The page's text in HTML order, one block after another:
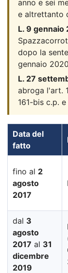
anno e sei
e altrettanto
L. 9 gennaio
dopo la
gennaio
L. 27
abroga l'art.
161-bis c.p.
Data del
fatto
fino al 2
agosto
2017
dal 3
agosto
2017 al 31
dicembre
2019